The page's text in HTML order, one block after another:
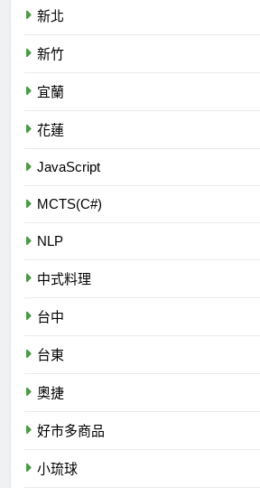
新北
新竹
宜蘭
花蓮
JavaScript
MCTS(C#)
NLP
中式料理
台中
台東
奧捷
好市多商品
小琉球